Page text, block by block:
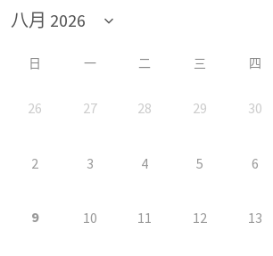
日 一 二 三 四
26 27 28 29 30
2 3 4 5 6
9 10 11 12 13